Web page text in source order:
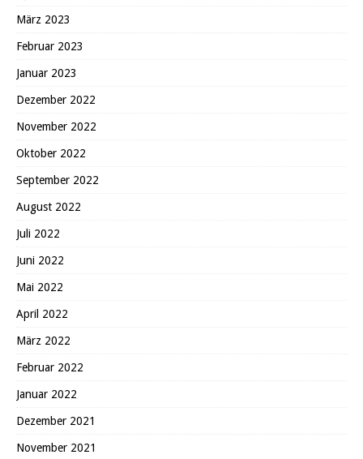
März 2023
Februar 2023
Januar 2023
Dezember 2022
November 2022
Oktober 2022
September 2022
August 2022
Juli 2022
Juni 2022
Mai 2022
April 2022
März 2022
Februar 2022
Januar 2022
Dezember 2021
November 2021